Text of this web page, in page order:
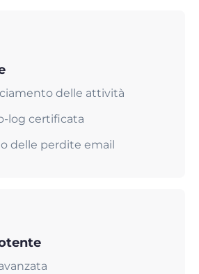
delle attività
log certificata
delle perdite email